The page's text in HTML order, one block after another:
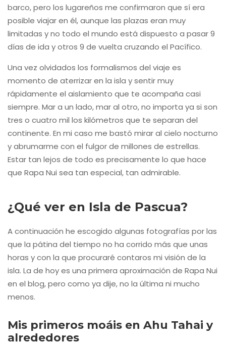
barco, pero los lugareños me confirmaron que sí era
posible viajar en él, aunque las plazas eran muy
limitadas y no todo el mundo está dispuesto a pasar 9
días de ida y otros 9 de vuelta cruzando el Pacífico.
Una vez olvidados los formalismos del viaje es
momento de aterrizar en la isla y sentir muy
rápidamente el aislamiento que te acompaña casi
siempre. Mar a un lado, mar al otro, no importa ya si son
tres o cuatro mil los kilómetros que te separan del
continente. En mi caso me bastó mirar al cielo nocturno
y abrumarme con el fulgor de millones de estrellas.
Estar tan lejos de todo es precisamente lo que hace
que Rapa Nui sea tan especial, tan admirable.
¿Qué ver en Isla de Pascua?
A continuación he escogido algunas fotografías por las
que la pátina del tiempo no ha corrido más que unas
horas y con la que procuraré contaros mi visión de la
isla. La de hoy es una primera aproximación de Rapa Nui
en el blog, pero como ya dije, no la última ni mucho
menos.
Mis primeros moáis en Ahu Tahai y
alrededores